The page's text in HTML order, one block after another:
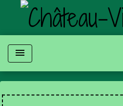
menu